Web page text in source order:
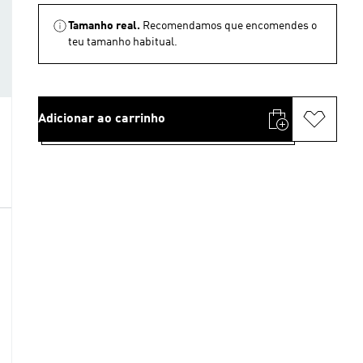
Tamanho real. Recomendamos que encomendes o
teu tamanho habitual.
Adicionar ao carrinho